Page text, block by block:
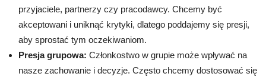
przyjaciele, partnerzy czy pracodawcy. Chcemy być
akceptowani i uniknąć krytyki, dlatego poddajemy się presji,
aby sprostać tym oczekiwaniom.
Presja grupowa: Członkostwo w grupie może wpływać na
nasze zachowanie i decyzje. Często chcemy dostosować się